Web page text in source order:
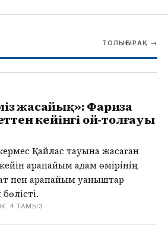
ТОЛЫҒЫРАҚ →
жасайық»: Фариза
кейінгі ой-толғауы
Қайлас тауына жасаған
қарапайым адам өмірінің
пен қарапайым қуаныштар
4 ТАМЫЗ